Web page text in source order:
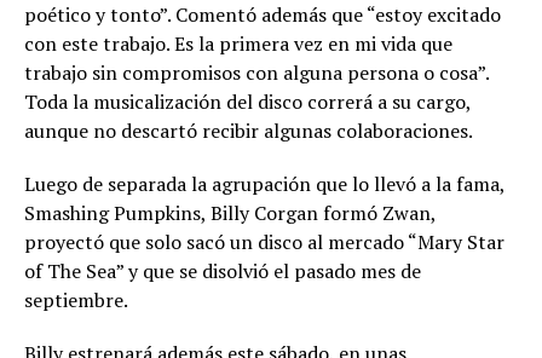
poético y tonto”. Comentó además que “estoy excitado
con este trabajo. Es la primera vez en mi vida que
trabajo sin compromisos con alguna persona o cosa”.
Toda la musicalización del disco correrá a su cargo,
aunque no descartó recibir algunas colaboraciones.
Luego de separada la agrupación que lo llevó a la fama,
Smashing Pumpkins, Billy Corgan formó Zwan,
proyectó que solo sacó un disco al mercado “Mary Star
of The Sea” y que se disolvió el pasado mes de
septiembre.